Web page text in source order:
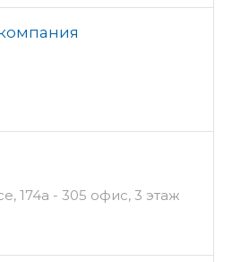
174а - 305 офис, 3 этаж